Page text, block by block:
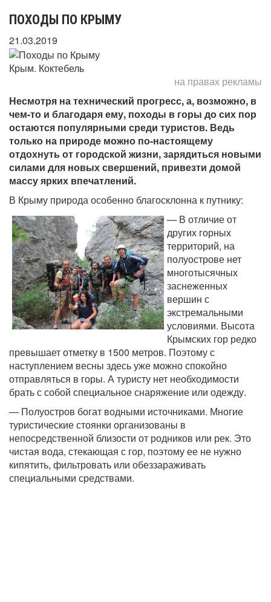
ПОХОДЫ ПО КРЫМУ
21.03.2019
Крым. Коктебель
на правах рекламы
Несмотря на технический прогресс, а, возможно, в
чем-то и благодаря ему, походы в горы до сих пор
остаются популярными среди туристов. Ведь
только на природе можно по-настоящему
отдохнуть от городской жизни, зарядиться новыми
силами для новых свершений, привезти домой
массу ярких впечатлений.
В Крыму природа особенно благосклонна к путнику:
— В отличие от
других горных
территорий, на
полуострове нет
многотысячных
заснеженных
вершин с
экстремальными
условиями. Высота
Крымских гор редко
превышает отметку в 1500 метров. Поэтому с
наступлением весны здесь уже можно спокойно
отправляться в горы. А туристу нет необходимости
брать с собой специальное снаряжение или одежду.
— Полуостров богат водными источниками. Многие
туристические стоянки организованы в
непосредственной близости от родников или рек. Это
чистая вода, стекающая с гор, поэтому ее не нужно
кипятить, фильтровать или обеззараживать
специальными средствами.